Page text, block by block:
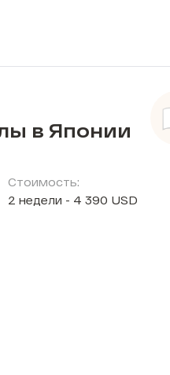
в Японии
Стоимость:
2 недели - 4 390 USD